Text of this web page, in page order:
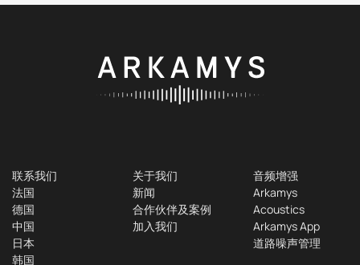
联系我们
法国
德国
中国
日本
韩国
关于我们
新闻
合作伙伴及案例
加入我们
音频增强
Arkamys
Acoustics
Arkamys App
道路噪声管理